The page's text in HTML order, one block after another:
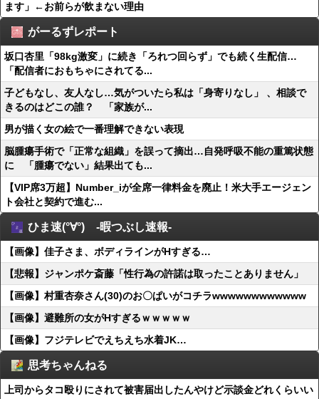
ます」←お前らが飲まない理由
がーるずレポート
坂口杏里「98kg激変」に続き「ろれつ回らず」でも続く生配信…
「配信者におもちゃにされてる...
子どもなし、友人なし…気がついたら私は「身寄りなし」 、相談で
きるのはどこの誰？ 「家族が...
男が描く女の絵で一番理解できない表現
脳腫瘍手術で「正常な組織」を誤って摘出…自発呼吸不能の重篤状態
に 「腫瘍でない」結果出ても...
【VIP席3万超】Number_iが全席一律料金を廃止！米大手エージェン
ト会社と契約で進む...
ひま速(°∀°) -暇つぶし速報-
【画像】佳子さま、ボディラインがHすぎる…
【悲報】ジャンポケ斎藤「性行為の許諾は取ったことありません」
【画像】村重杏奈さん(30)のお〇ぱいがコチラwwwwwwwwwwww
【画像】避難所の女がHすぎるｗｗｗｗｗ
【画像】フジテレビでえちえち水着JK…
思考ちゃんねる
上司からタコ殴りにされて被害届出したんやけど示談金どれくらいい